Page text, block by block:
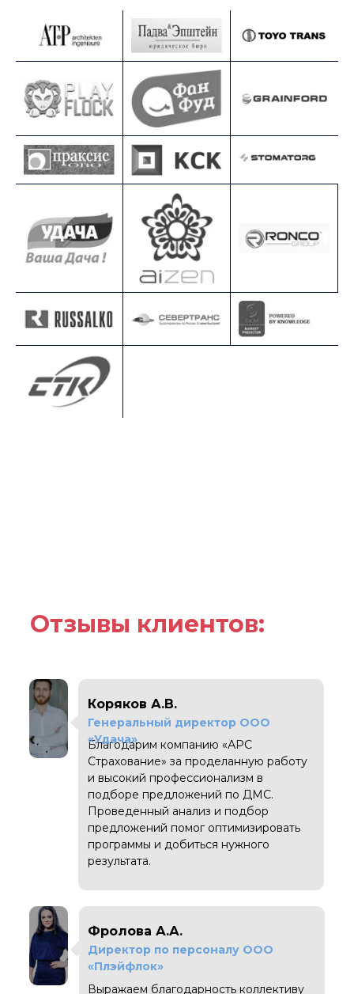
Отзывы клиентов:
Благодарим компанию «АРС
Страхование» за проделанную работу
и высокий профессионализм в
подборе предложений по ДМС.
Проведенный анализ и подбор
предложений помог оптимизировать
программы и добиться нужного
результата.
Коряков А.В.
Генеральный директор ООО
«Удача»
Фролова А.А.
Директор по персоналу ООО
«Плэйфлок»
Выражаем благодарность коллективу